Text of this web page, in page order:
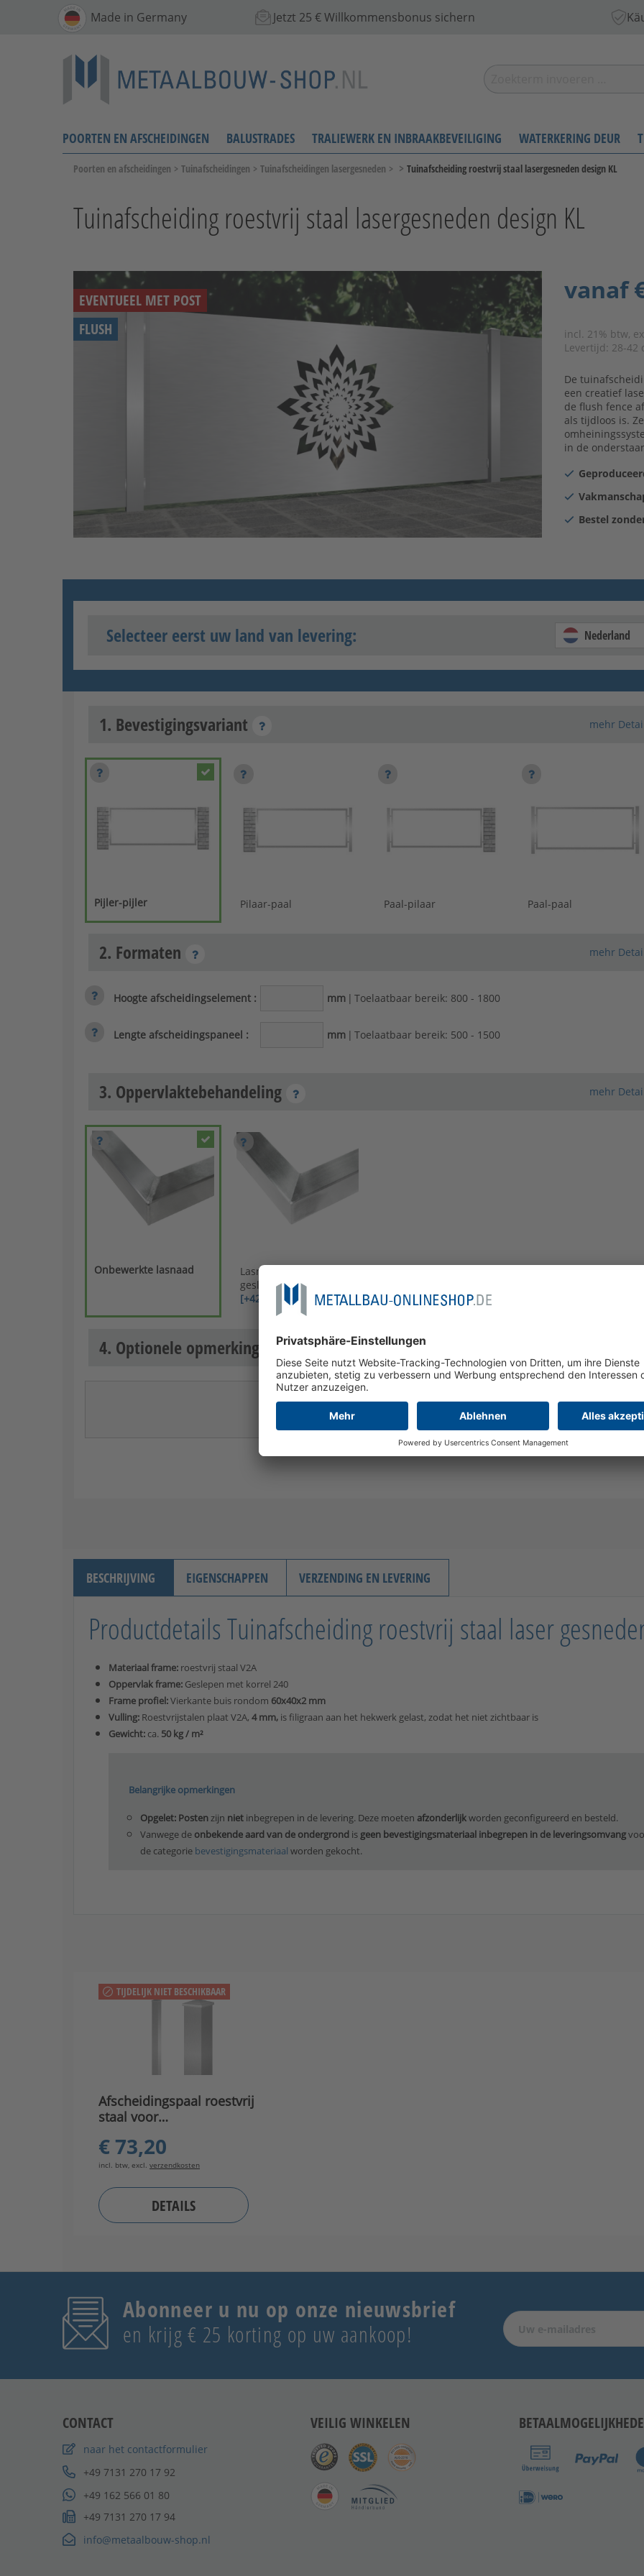
Made in Germany Jetzt 25 € Willkommensbonus sichern
POORTEN EN AFSCHEIDINGEN BALUSTRADES TRALIEWERK EN INBRAAKBEVEILIGING WATERKERING DEUR
Poorten en afscheidingen > Tuinafscheidingen > Tuinafscheidingen lasergesneden > > Tuinafscheiding roestvrij staal lasergesneden design KL
Tuinafscheiding roestvrij staal lasergesneden design KL
EVENTUEEL MET POST
FLUSH
vanaf
incl. 21% btw,
Levertijd: 28-42
De
een creatief
de flush fence
als tijdloos is.
in de
Bestel
Selecteer eerst uw land van levering: Nederland
1. Bevestigingsvariant mehr
Pijler-pijler Pilaar-paal Paal-pilaar Paal-paal
2. Formaten mehr
Hoogte afscheidingselement : mm | Toelaatbaar bereik: 800 - 1800
Lengte afscheidingspaneel : mm | Toelaatbaar bereik: 500 - 1500
3. Oppervlaktebehandeling mehr
Onbewerkte lasnaad
Lasnaad opnieuw
geslepen
[+427,97 €]
4. Optionele opmerkingen
BESCHRIJVING EIGENSCHAPPEN VERZENDING EN LEVERING
Productdetails Tuinafscheiding roestvrij staal laser
Materiaal frame: roestvrij staal V2A
Oppervlak frame: Geslepen met korrel 240
Frame profiel:Vierkante buis rondom 60x40x2 mm
Vulling: Roestvrijstalen plaat V2A, 4 mm, is filigraan aan het hekwerk gelast, zodat het niet zichtbaar is
Gewicht: ca. 50 kg / m²
Belangrijke opmerkingen
Opgelet: Postenzijn niet inbegrepen in de levering. Deze moeten afzonderlijkworden geconfigureerd en besteld.
Vanwege de onbekende aard van de ondergrond is geen bevestigingsmateriaal inbegrepen in de leveringsomvang
de categorie bevestigingsmateriaal worden gekocht.
TIJDELIJK NIET BESCHIKBAAR
Afscheidingspaal roestvrij
staal voor
lasergesneden
€ 73,20
incl. btw, excl. verzendkosten
DETAILS
Abonneer u nu op onze nieuwsbrief
en krijg € 25 korting op uw aankoop!
CONTACT
naar het contactformulier
+49 7131 270 17 92
+49 162 566 01 80
+49 7131 270 17 94
info@metaalbouw-shop.nl
VEILIG WINKELEN